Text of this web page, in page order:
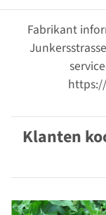
Fabrikant
Klanten